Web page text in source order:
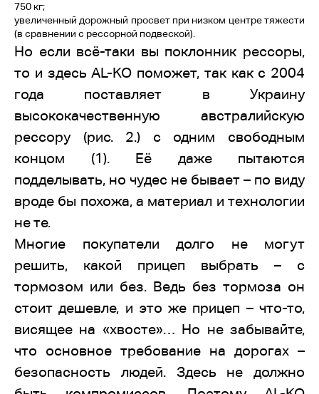
750 кг;
увеличенный дорожный просвет при низком центре тяжести
(в сравнении с рессорной подвеской).
Но если всё-таки вы поклонник рессоры,
то и здесь AL-KO поможет, так как с 2004
года поставляет в Украину
высококачественную австралийскую
рессору (рис. 2.) с одним свободным
концом (1). Её даже пытаются
подделывать, но чудес не бывает – по виду
вроде бы похожа, а материал и технологии
не те.
Многие покупатели долго не могут
решить, какой прицеп выбрать – с
тормозом или без. Ведь без тормоза он
стоит дешевле, и это же прицеп – что-то,
висящее на «хвосте»… Но не забывайте,
что основное требование на дорогах –
безопасность людей. Здесь не должно